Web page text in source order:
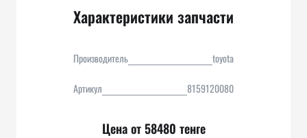
Характеристики запчасти
Производитель toyota
Артикул 8159120080
Цена от 58480 тенге